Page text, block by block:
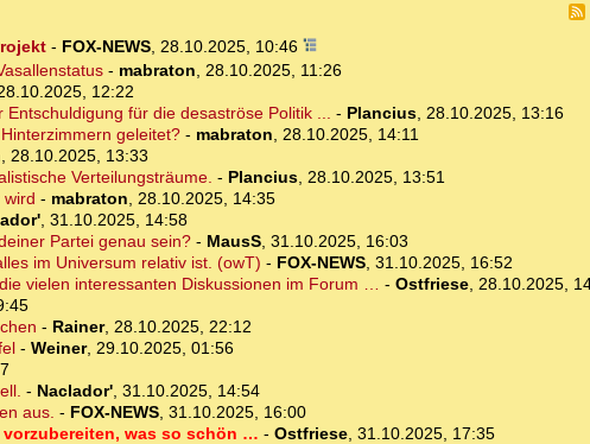
- FOX-NEWS, 28.10.2025, 10:46
- mabraton, 28.10.2025, 11:26
12:22
für die desaströse Politik ... - Plancius, 28.10.2025, 13:16
geleitet?- mabraton, 28.10.2025, 14:11
, 28.10.2025, 13:33
Verteilungsträume. - Plancius, 28.10.2025, 13:51
wird - mabraton, 28.10.2025, 14:35
, 31.10.2025, 14:58
Partei genau sein?- MausS, 31.10.2025, 16:03
im Universum relativ ist. (owT) - FOX-NEWS, 31.10.2025, 16:52
vielen interessanten Diskussionen im Forum … - Ostfriese, 28.10.2025,
- Rainer, 28.10.2025, 22:12
- Weiner, 29.10.2025, 01:56
- Naclador', 31.10.2025, 14:54
aus. - FOX-NEWS, 31.10.2025, 16:00
was so schön … - Ostfriese, 31.10.2025, 17:35